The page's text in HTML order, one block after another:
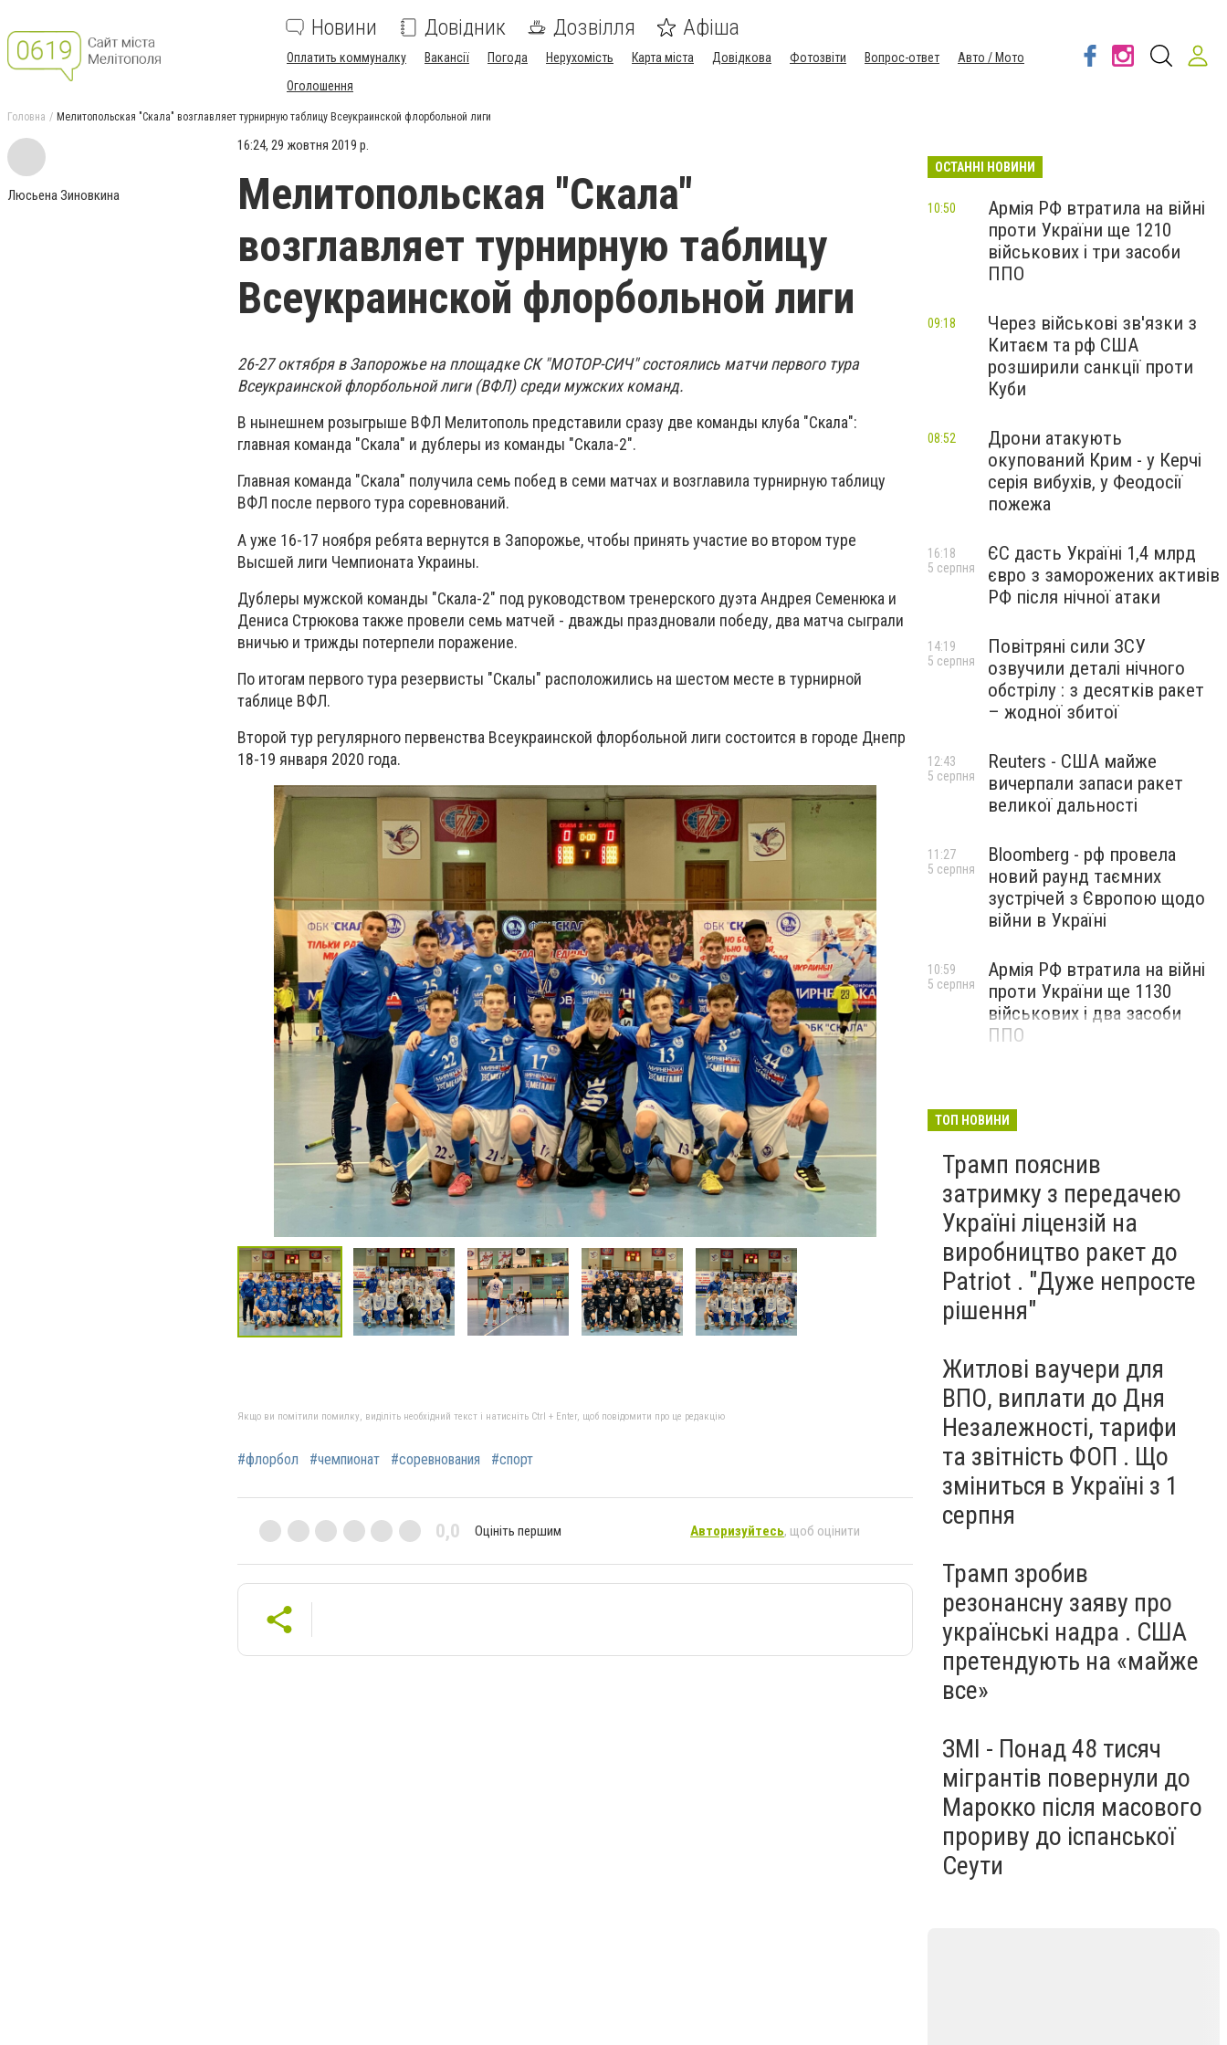
Новини Довідник Дозвілля Афіша
Оплатить коммуналку Вакансії Погода Нерухомість Карта міста Довідкова Фотозвіти Вопрос-ответ
Авто / Мото
Оголошення
Головна Мелитопольская "Скала" возглавляет турнирную таблицу Всеукраинской флорбольной лиги
Люсьена Зиновкина
16:24, 29 жовтня 2019 р.
Мелитопольская "Скала"
возглавляет турнирную таблицу
Всеукраинской флорбольной лиги
26-27 октября в Запорожье на площадке СК "МОТОР-СИЧ" состоялись матчи первого тура
Всеукраинской флорбольной лиги (ВФЛ) среди мужских команд.
В нынешнем розыгрыше ВФЛ Мелитополь представили сразу две команды клуба "Скала":
главная команда "Скала" и дублеры из команды "Скала-2".
Главная команда "Скала" получила семь побед в семи матчах и возглавила турнирную таблицу
ВФЛ после первого тура соревнований.
А уже 16-17 ноября ребята вернутся в Запорожье, чтобы принять участие во втором туре
Высшей лиги Чемпионата Украины.
Дублеры мужской команды "Скала-2" под руководством тренерского дуэта Андрея Семенюка и
Дениса Стрюкова также провели семь матчей - дважды праздновали победу, два матча сыграли
вничью и трижды потерпели поражение.
По итогам первого тура резервисты "Скалы" расположились на шестом месте в турнирной
таблице ВФЛ.
Второй тур регулярного первенства Всеукраинской флорбольной лиги состоится в городе Днепр
18-19 января 2020 года.
Якщо ви помітили помилку, виділіть необхідний текст і натисніть Ctrl + Enter, щоб повідомити про це редакцію
#флорбол #чемпионат #соревнования #спорт
0,0 Оцініть першим Авторизуйтесь, щоб оцінити
ОСТАННІ НОВИНИ
Армія РФ втратила на війні
проти України ще 1210
військових і три засоби
ППО
10:50
Через військові зв'язки з
Китаєм та рф США
розширили санкції проти
Куби
09:18
Дрони атакують
окупований Крим - у Керчі
серія вибухів, у Феодосії
пожежа
08:52
ЄС дасть Україні 1,4 млрд
євро з заморожених активів
РФ після нічної атаки
16:18
5 серпня
Повітряні сили ЗСУ
озвучили деталі нічного
обстрілу : з десятків ракет
– жодної збитої
14:19
5 серпня
Reuters - США майже
вичерпали запаси ракет
великої дальності
12:43
5 серпня
Bloomberg - рф провела
новий раунд таємних
зустрічей з Європою щодо
війни в Україні
11:27
5 серпня
Армія РФ втратила на війні
проти України ще 1130
військових і два засоби
ППО
10:59
5 серпня
ТОП НОВИНИ
Трамп пояснив
затримку з передачею
Україні ліцензій на
виробництво ракет до
Patriot . "Дуже непросте
рішення"
Житлові ваучери для
ВПО, виплати до Дня
Незалежності, тарифи
та звітність ФОП . Що
зміниться в Україні з 1
серпня
Трамп зробив
резонансну заяву про
українські надра . США
претендують на «майже
все»
ЗМІ - Понад 48 тисяч
мігрантів повернули до
Марокко після масового
прориву до іспанської
Сеути